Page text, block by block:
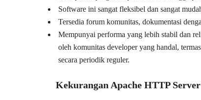
Software ini sangat fleksibel dan sangat
Tersedia forum komunitas, dokumentasi
Mempunyai performa yang lebih stabil dan
oleh komunitas developer yang handal,
secara periodik reguler.
Kekurangan Apache HTTP Server